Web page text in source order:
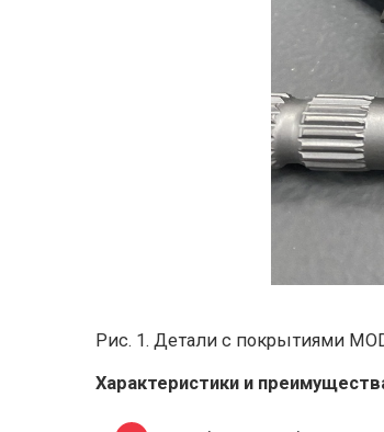
Рис. 1. Детали с покрытиями
Характеристики и